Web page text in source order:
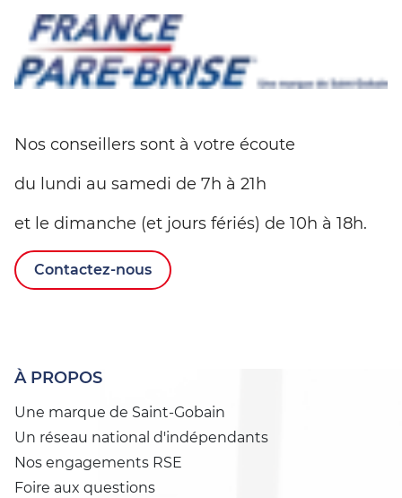
Nos conseillers sont à votre écoute
du lundi au samedi de 7h à 21h
et le dimanche (et jours fériés) de 10h à 18h.
Contactez-nous
À PROPOS
Une marque de Saint-Gobain
Un réseau national d'indépendants
Nos engagements RSE
Foire aux questions